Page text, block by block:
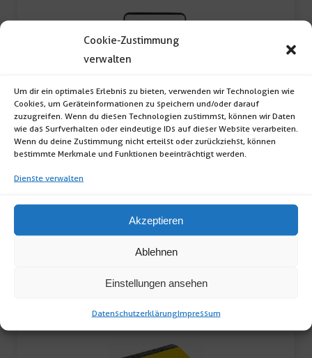
Cookie-Zustimmung
verwalten
Um dir ein optimales Erlebnis zu bieten, verwenden wir Technologien wie
Cookies, um Geräteinformationen zu speichern und/oder darauf
zuzugreifen. Wenn du diesen Technologien zustimmst, können wir Daten
wie das Surfverhalten oder eindeutige IDs auf dieser Website verarbeiten.
Wenn du deine Zustimmung nicht erteilst oder zurückziehst, können
bestimmte Merkmale und Funktionen beeinträchtigt werden.
Dienste verwalten
Akzeptieren
Ablehnen
Einstellungen ansehen
DatenschutzerklärungImpressum
Hochleistungsdimmer
Hochleistungsdimmer (lichtstärke Regelbar;
Leistung: 230V / 3 kW; Maße: 8x10x15cm; […]
Hochleistungsdimmer